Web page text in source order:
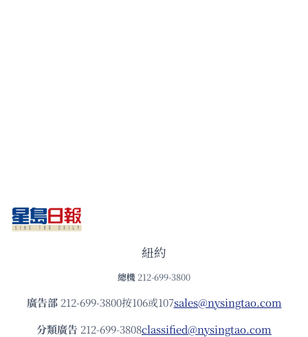
紐約
總機 212-699-3800
廣告部212-699-3800按106或107sales@nysingtao.com
分類廣告 212-699-3808classified@nysingtao.com